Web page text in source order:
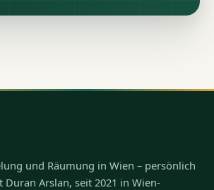
und Räumung in Wien – persönlich
Arslan, seit 2021 in Wien-